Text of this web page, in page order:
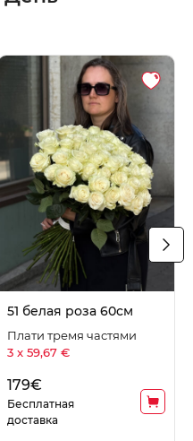
51 белая роза 60см
Плати тремя частями
3 x 59,67 €
179€
Бесплатная
доставка